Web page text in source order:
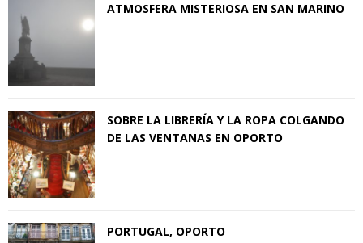
ATMOSFERA MISTERIOSA EN SAN MARINO
SOBRE LA LIBRERÍA Y LA ROPA COLGANDO
DE LAS VENTANAS EN OPORTO
PORTUGAL, OPORTO